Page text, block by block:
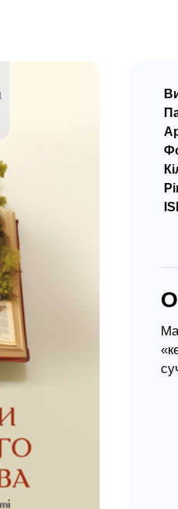
Книги іноземними
Нерелігійні видання
Здоров`я /